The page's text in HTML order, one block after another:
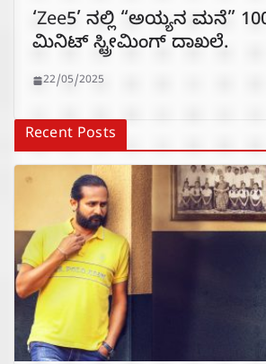
‘Zee5’ ನಲ್ಲಿ “ಅಯ್ಯನ ಮನೆ”
ಮಿನಿಟ್ ಸ್ಟ್ರೀಮಿಂಗ್ ದಾಖಲೆ.
22/05/2025
Recent Posts